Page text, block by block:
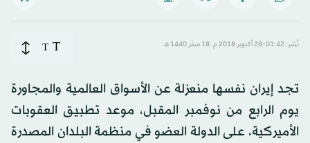
نُشر: 01:42-28 أكتوبر 2018 م ـ 18 صفَر 1440 هـ T
T
تجد إيران نفسها منعزلة عن الأسواق العالمية والمجاورة
يوم الرابع من نوفمبر المقبل، موعد تطبيق العقوبات
الأميركية، على الدولة العضو في منظمة البلدان المصدرة